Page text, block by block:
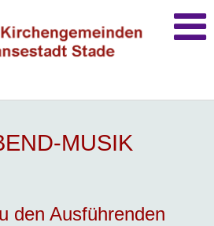
MUSIK
den Ausführenden